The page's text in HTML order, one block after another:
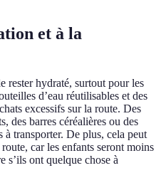
et à la
rester hydraté, surtout pour les
d’eau réutilisables et des
excessifs sur la route. Des
des barres céréalières ou des
transporter. De plus, cela peut
car les enfants seront moins
s’ils ont quelque chose à